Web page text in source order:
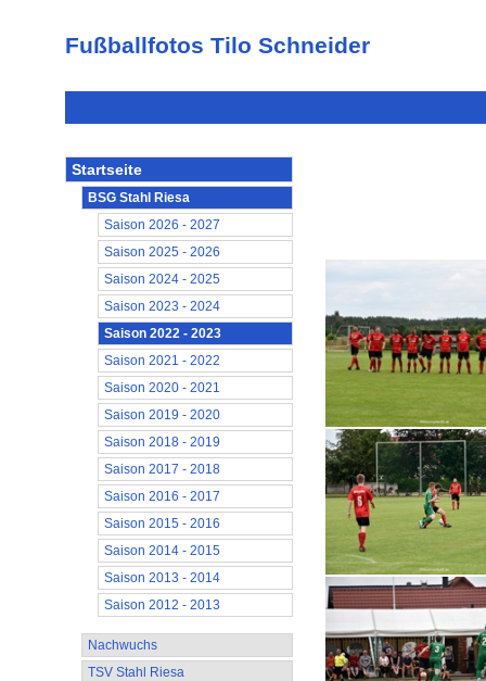
Fußballfotos Tilo Schneider
Startseite
BSG Stahl Riesa
Saison 2026 - 2027
Saison 2025 - 2026
Saison 2024 - 2025
Saison 2023 - 2024
Saison 2022 - 2023
Saison 2021 - 2022
Saison 2020 - 2021
Saison 2019 - 2020
Saison 2018 - 2019
Saison 2017 - 2018
Saison 2016 - 2017
Saison 2015 - 2016
Saison 2014 - 2015
Saison 2013 - 2014
Saison 2012 - 2013
Nachwuchs
TSV Stahl Riesa